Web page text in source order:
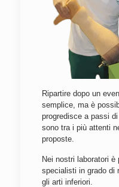
Ripartire dopo un
semplice, ma è
progredisce a passi
sono tra i più attenti
proposte.
Nei nostri laboratori è
specialisti in grado di
gli arti inferiori.